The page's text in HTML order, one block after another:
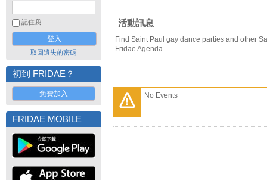
記住我
取回遺失的密碼
初到 FRIDAE？
免費加入
FRIDAE MOBILE
活動訊息
Find Saint Paul gay dance parties and other
Fridae Agenda.
No Events